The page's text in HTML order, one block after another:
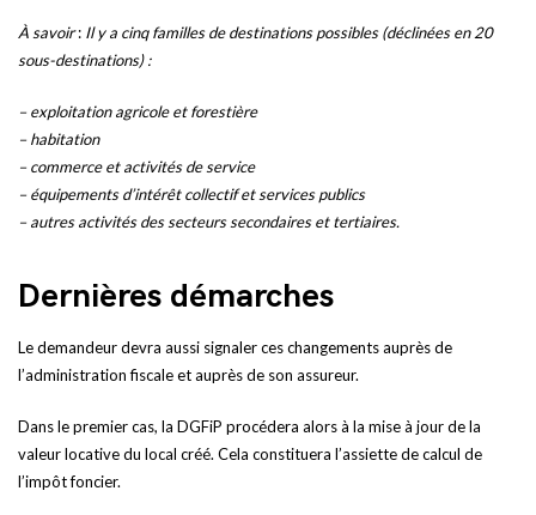
À savoir: Il y a cinq familles de destinations possibles (déclinées en 20
sous-destinations) :
– exploitation agricole et forestière
– habitation
– commerce et activités de service
– équipements d’intérêt collectif et services publics
– autres activités des secteurs secondaires et tertiaires.
Dernières démarches
Le demandeur devra aussi signaler ces changements auprès de
l’administration fiscale et auprès de son assureur.
Dans le premier cas, la DGFiP procédera alors à la mise à jour de la
valeur locative du local créé. Cela constituera l’assiette de calcul de
l’impôt foncier.